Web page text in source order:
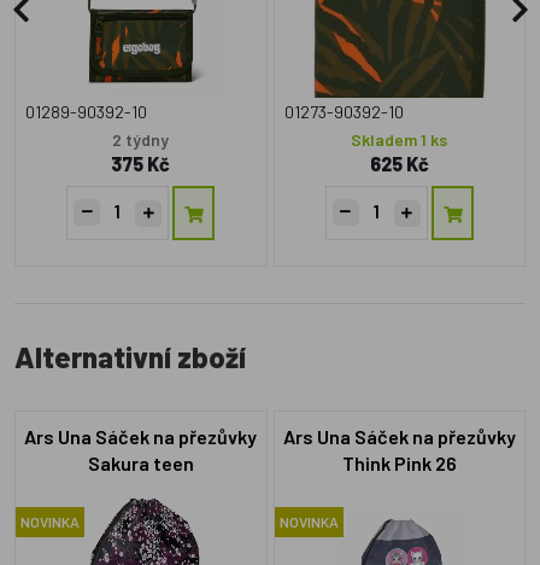
01289-90392-10
2 týdny
375 Kč
01273-90392-10
Skladem 1 ks
625 Kč
Alternativní zboží
Ars Una Sáček na přezůvky
Sakura teen
NOVINKA
Ars Una Sáček na přezůvky
Think Pink 26
NOVINKA